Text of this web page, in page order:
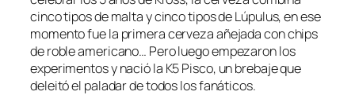
cinco tipos de malta y cinco tipos de Lúpulus, en ese
momento fue la primera cerveza añejada con chips
de roble americano… Pero luego empezaron los
experimentos y nació la K5 Pisco, un brebaje que
deleitó el paladar de todos los fanáticos.